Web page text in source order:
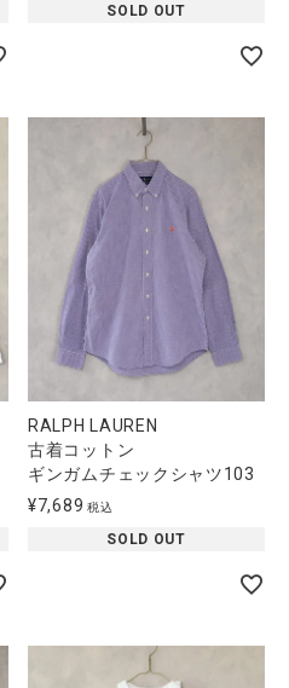
SOLD OUT
RALPH LAUREN
古着コットン
ギンガムチェックシャツ103
¥7,689 税込
SOLD OUT